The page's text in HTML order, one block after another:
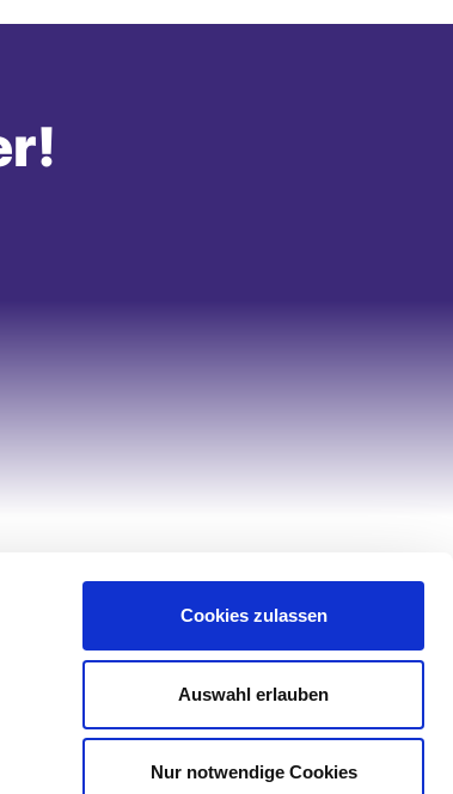
Cookies zulassen
Auswahl erlauben
Nur notwendige Cookies
Service
Sonderanfertigung Tischwäsche
Sonderanfertigung Spannbettlaken